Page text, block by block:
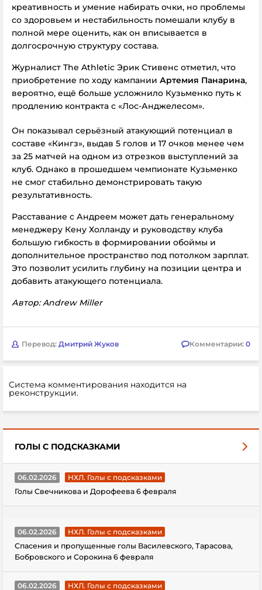
креативность и умение набирать очки, но проблемы
со здоровьем и нестабильность помешали клубу в
полной мере оценить, как он вписывается в
долгосрочную структуру состава.
Журналист The Athletic Эрик Стивенс отметил, что
приобретение по ходу кампании Артемия Панарина,
вероятно, ещё больше усложнило Кузьменко путь к
продлению контракта с «Лос-Анджелесом».
Он показывал серьёзный атакующий потенциал в
составе «Кингз», выдав 5 голов и 17 очков менее чем
за 25 матчей на одном из отрезков выступлений за
клуб. Однако в прошедшем чемпионате Кузьменко
не смог стабильно демонстрировать такую
результативность.
Расставание с Андреем может дать генеральному
менеджеру Кену Холланду и руководству клуба
большую гибкость в формировании обоймы и
дополнительное пространство под потолком зарплат.
Это позволит усилить глубину на позиции центра и
добавить атакующего потенциала.
Автор: Andrew Miller
Перевод: Дмитрий Жуков Комментарии: 0
Система комментирования находится на
реконструкции.
ГОЛЫ С ПОДСКАЗКАМИ
06.02.2026
НХЛ. Голы с подсказками
Голы Свечникова и Дорофеева 6 февраля
06.02.2026
НХЛ. Голы с подсказками
Спасения и пропущенные голы Василевского, Тарасова,
Бобровского и Сорокина 6 февраля
06.02.2026
НХЛ. Голы с подсказками